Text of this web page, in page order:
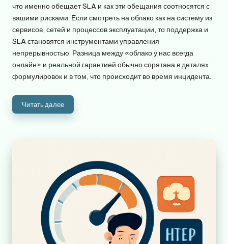
что именно обещает SLA и как эти обещания соотносятся с
вашими рисками. Если смотреть на облако как на систему из
сервисов, сетей и процессов эксплуатации, то поддержка и
SLA становятся инструментами управления
непрерывностью. Разница между «облако у нас всегда
онлайн» и реальной гарантией обычно спрятана в деталях
формулировок и в том, что происходит во время инцидента.
Читать далее